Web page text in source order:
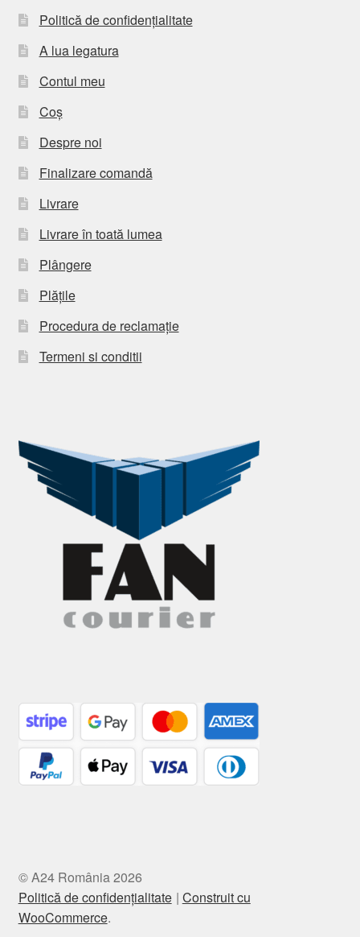
Politică de confidențialitate
A lua legatura
Contul meu
Coș
Despre noi
Finalizare comandă
Livrare
Livrare în toată lumea
Plângere
Plățile
Procedura de reclamație
Termeni si conditii
© A24 România 2026
Politică de confidențialitate Construit cu
WooCommerce.